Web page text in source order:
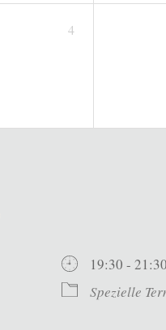
4
19:30 - 21:30
Spezielle